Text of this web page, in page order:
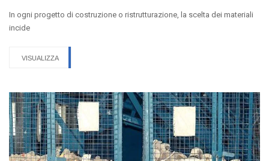
In ogni progetto di costruzione o ristrutturazione, la scelta dei materiali
incide
VISUALIZZA